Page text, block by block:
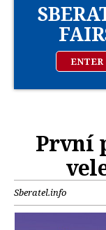
ENTER
První
Sberatel.info